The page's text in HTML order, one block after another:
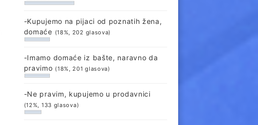
-Kupujemo na pijaci od poznatih žena,
domaće (18%, 202 glasova)
-Imamo domaće iz bašte, naravno da
pravimo (18%, 201 glasova)
-Ne pravim, kupujemo u prodavnici
(12%, 133 glasova)